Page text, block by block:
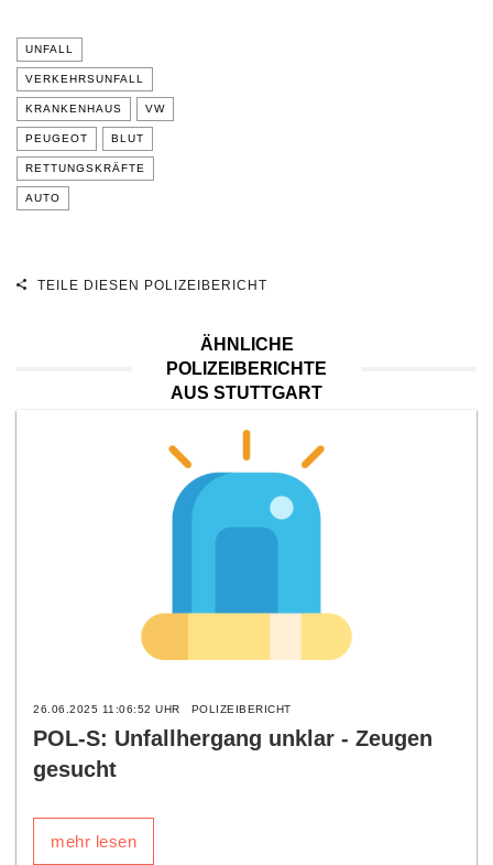
UNFALL
VERKEHRSUNFALL
KRANKENHAUS VW
PEUGEOT BLUT
RETTUNGSKRÄFTE
AUTO
TEILE DIESEN POLIZEIBERICHT
ÄHNLICHE
POLIZEIBERICHTE
AUS STUTTGART
26.06.2025 11:06:52 UHR POLIZEIBERICHT
POL-S: Unfallhergang unklar - Zeugen
gesucht
mehr lesen